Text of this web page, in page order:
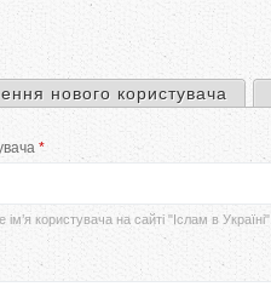
нового користувача
*
ім’я користувача на сайті "Іслам в Україні".